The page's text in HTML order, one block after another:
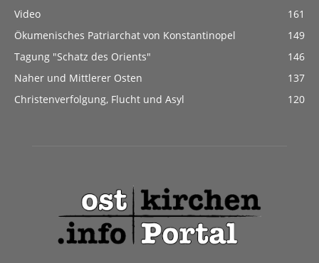
Video
161
Ökumenisches Patriarchat von Konstantinopel
149
Tagung "Schatz des Orients"
146
Naher und Mittlerer Osten
137
Christenverfolgung, Flucht und Asyl
120